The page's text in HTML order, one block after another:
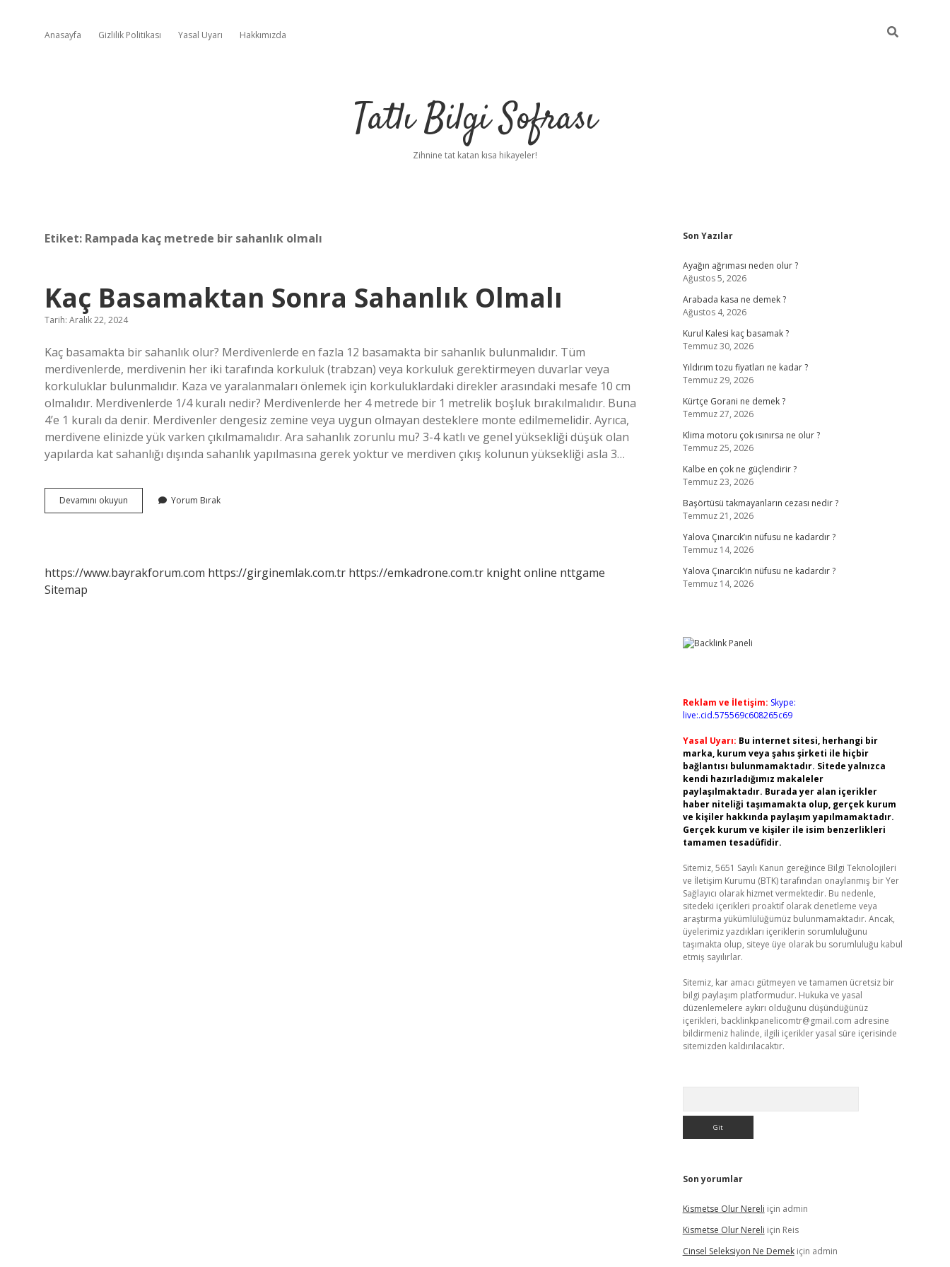
Anasayfa Gizlilik Politikası Yasal Uyarı Hakkımızda
Tatlı Bilgi Sofrası
Zihnine tat katan kısa hikayeler!
Etiket: Rampada kaç metrede bir sahanlık olmalı
Kaç Basamaktan Sonra Sahanlık Olmalı
Tarih: Aralık 22, 2024
Kaç basamakta bir sahanlık olur? Merdivenlerde en fazla 12 basamakta bir sahanlık bulunmalıdır. Tüm
merdivenlerde, merdivenin her iki tarafında korkuluk (trabzan) veya korkuluk gerektirmeyen duvarlar veya
korkuluklar bulunmalıdır. Kaza ve yaralanmaları önlemek için korkuluklardaki direkler arasındaki mesafe 10 cm
olmalıdır. Merdivenlerde 1/4 kuralı nedir? Merdivenlerde her 4 metrede bir 1 metrelik boşluk bırakılmalıdır. Buna
4’e 1 kuralı da denir. Merdivenler dengesiz zemine veya uygun olmayan desteklere monte edilmemelidir. Ayrıca,
merdivene elinizde yük varken çıkılmamalıdır. Ara sahanlık zorunlu mu? 3-4 katlı ve genel yüksekliği düşük olan
yapılarda kat sahanlığı dışında sahanlık yapılmasına gerek yoktur ve merdiven çıkış kolunun yüksekliği asla 3…
Devamını okuyun
Basamaktan
Yorum Bırak
https://www.bayrakforum.com https://girginemlak.com.tr https://emkadrone.com.tr knight online nttgame
Sitemap
Sidebar
Son Yazılar
Ayağın ağrıması neden olur ?
Ağustos 5, 2026
Arabada kasa ne demek ?
Ağustos 4, 2026
Kurul Kalesi kaç basamak ?
Temmuz 30, 2026
Yıldırım tozu fiyatları ne kadar ?
Temmuz 29, 2026
Kürtçe Gorani ne demek ?
Temmuz 27, 2026
Klima motoru çok ısınırsa ne olur ?
Temmuz 25, 2026
Kalbe en çok ne güçlendirir ?
Temmuz 23, 2026
Başörtüsü takmayanların cezası nedir ?
Temmuz 21, 2026
Yalova Çınarcık’ın nüfusu ne kadardır ?
Temmuz 14, 2026
Yalova Çınarcık’ın nüfusu ne kadardır ?
Temmuz 14, 2026
Reklam ve İletişim: Skype:
live:.cid.575569c608265c69
Yasal Uyarı: Bu internet sitesi, herhangi bir
marka, kurum veya şahıs şirketi ile hiçbir
bağlantısı bulunmamaktadır. Sitede yalnızca
kendi hazırladığımız makaleler
paylaşılmaktadır. Burada yer alan içerikler
haber niteliği taşımamakta olup, gerçek kurum
ve kişiler hakkında paylaşım yapılmamaktadır.
Gerçek kurum ve kişiler ile isim benzerlikleri
tamamen tesadüfidir.
Sitemiz, 5651 Sayılı Kanun gereğince Bilgi Teknolojileri
ve İletişim Kurumu (BTK) tarafından onaylanmış bir Yer
Sağlayıcı olarak hizmet vermektedir. Bu nedenle,
sitedeki içerikleri proaktif olarak denetleme veya
araştırma yükümlülüğümüz bulunmamaktadır. Ancak,
üyelerimiz yazdıkları içeriklerin sorumluluğunu
taşımakta olup, siteye üye olarak bu sorumluluğu kabul
etmiş sayılırlar.
Sitemiz, kar amacı gütmeyen ve tamamen ücretsiz bir
bilgi paylaşım platformudur. Hukuka ve yasal
düzenlemelere aykırı olduğunu düşündüğünüz
içerikleri, backlinkpanelicomtr@gmail.com adresine
bildirmeniz halinde, ilgili içerikler yasal süre içerisinde
sitemizden kaldırılacaktır.
Son yorumlar
Kismetse Olur Nereli için admin
Kismetse Olur Nereli için Reis
Cinsel Seleksiyon Ne Demekiçin admin